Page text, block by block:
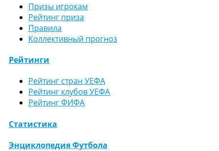
Призы игрокам
Рейтинг приза
Правила
Коллективный прогноз
Рейтинги
Рейтинг стран УЕФА
Рейтинг клубов УЕФА
Рейтинг ФИФА
Статистика
Энциклопедия Футбола